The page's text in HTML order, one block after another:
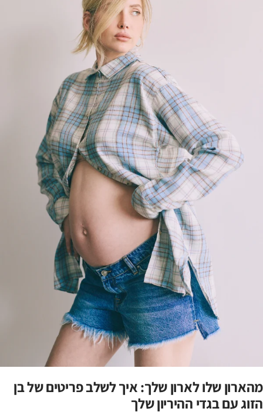
מהארון שלו לארון שלך: איך לשלב פריטים של בן
הזוג עם בגדי ההיריון שלך